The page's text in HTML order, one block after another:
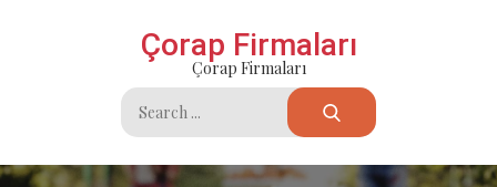
Çorap Firmaları
Çorap Firmaları
Search
for: